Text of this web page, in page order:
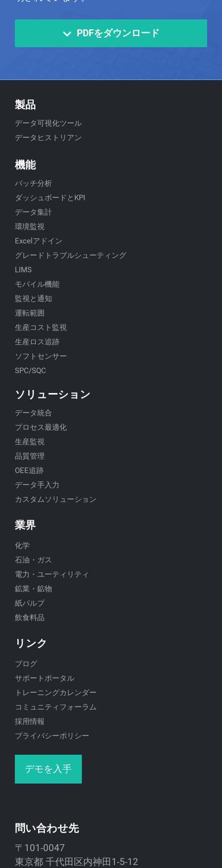
PDFをダウンロード
問い合わせ先
〒101-0047
東京都 千代田区内神田1-5-12
製品
データ可視化ツール
データヒストリアン
機能
バッチ分析
ダッシュボードとKPI
データ集計
環境監視
Excelアドイン
グレードトラブルシューティング
LIMS
モバイル機能
監視と通知
運転範囲
生産コスト監視
生産ロス追跡
ソフトセンサー
SPC/SQC
ソリューション
データ統合
プロセス最適化
生産監視
品質管理
OEE追跡
データ手入力
カスタムソリューション
業界
化学
石油・ガス
電力・ユーティリティ
鉱業・鉱物
紙パルプ
飲食料品
リンク
ブログ
サポートポータル
トレーニングカレンダー
コミュニティフォーラム
採用情報
プライバシーポリシー
デモを入手